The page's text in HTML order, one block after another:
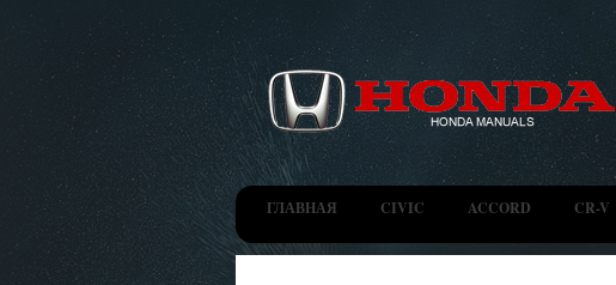
ГЛАВНАЯ CIVIC ACCORD CR-V